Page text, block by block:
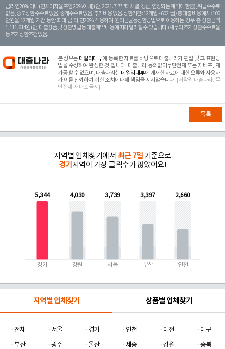
금리 연20% 이내 (연체이자율 포함 20% 이내) (단, 2021. 7. 7부터 체결, 갱신, 연장되는 계 약에 한함), 취급수수료
없음, 중도상환 수수료 없음, 중개수수료 없음, 추가비용 없음. 상환기간 : 12개월 ~ 60개월 / 총 대출 비용 예시 : 100
만원을 12개월 기간 동안 최대 금 리 연20% 적용하여 원리금균등상환방법으로 이용하는 경우 총 상환금액
1,111,614원 (단, 대출상품 및 상환방법 등 대출계약 내용에 따라 달라질 수 있습니다.) 채무의 조기 상환수수료율
등 조기상환조건 없음.
본 정보는 데일리대부에 등록한 자료를 바탕으로 대출나라가 편집 및 그 표현방
법을 수정하여 완성한 것 입니다. 대출나라 동의없이무단전재 또는 재배포, 재
가공 할 수 없으며, 대출나라는데일리대부에 게재한 자료에 대한 오류와 사용자
가 이를 신뢰하여 취한 조치에대해 책임을 지지않습니다. [저작권 대출나라. 무
단전재-재배포 금지]
목록
지역별 업체찾기에서 최근 7일 기준으로
경기 지역이 가장 클릭수가 많았어요!
5,344
경기
4,030
강원
3,739
서울
3,397
부산
2,660
인천
지역별 업체찾기 상품별 업체찾기
전체 서울 경기 인천 대전
대구
부산
광주 울산 세종 강원
충북